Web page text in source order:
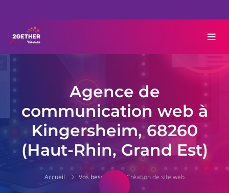
Agence de
communication web à
Kingersheim, 68260
(Haut-Rhin, Grand Est)
Accueil Vos besoins Création de site web